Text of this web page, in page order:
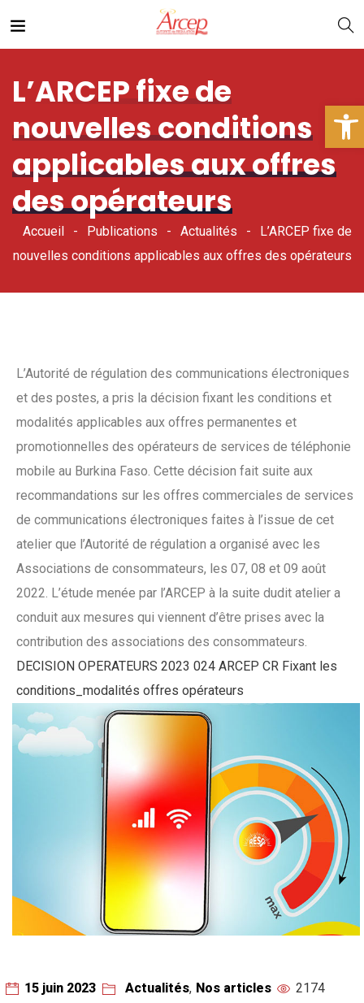
L’ARCEP fixe de
nouvelles conditions
applicables aux offres
des opérateurs
Accueil Publications Actualités
L’ARCEP fixe de
nouvelles conditions applicables aux offres des opérateurs
L’Autorité de régulation des communications électroniques
et des postes, a pris la décision fixant les conditions et
modalités applicables aux offres permanentes et
promotionnelles des opérateurs de services de téléphonie
mobile au Burkina Faso. Cette décision fait suite aux
recommandations sur les offres commerciales de services
de communications électroniques faites à l’issue de cet
atelier que l’Autorité de régulation a organisé avec les
Associations de consommateurs, les 07, 08 et 09 août
2022. L’étude menée par l’ARCEP à la suite dudit atelier a
conduit aux mesures qui viennent d’être prises avec la
contribution des associations des consommateurs.
DECISION OPERATEURS 2023 024 ARCEP CR Fixant les
conditions_modalités offres opérateurs
15 juin 2023 Actualités, Nos articles 2174